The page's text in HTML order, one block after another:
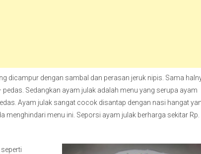
dicampur dengan sambal dan perasan jeruk nipis. Sama
Sedangkan ayam julak adalah menu yang serupa ayam
Ayam julak sangat cocok disantap dengan nasi hangat
menghindari menu ini. Seporsi ayam julak berharga sekitar Rp.